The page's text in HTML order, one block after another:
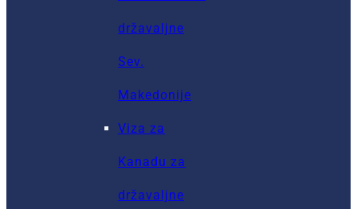
državaljne
Sev.
Makedonije
Viza za
Kanadu za
državaljne